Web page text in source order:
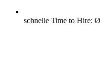
schnelle Time to Hire: